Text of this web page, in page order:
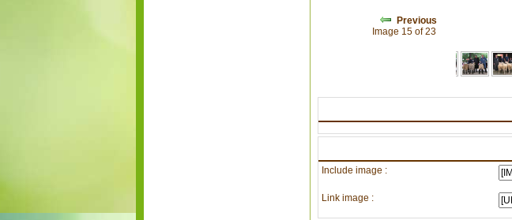
Previous
Image 15 of 23
Include image :
Link image :